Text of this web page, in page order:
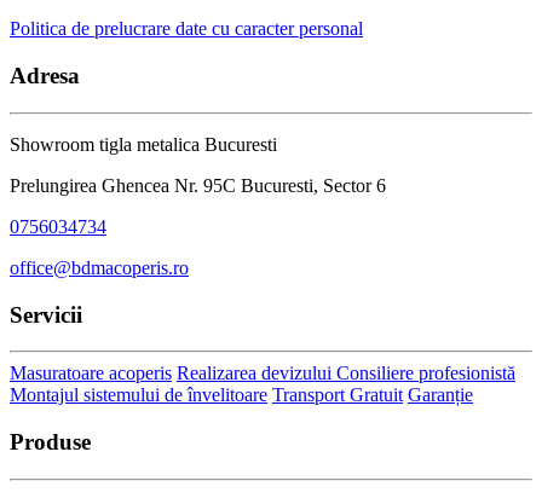
Politica de prelucrare date cu caracter personal
Adresa
Showroom tigla metalica Bucuresti
Prelungirea Ghencea Nr. 95C Bucuresti, Sector 6
0756034734
office@bdmacoperis.ro
Servicii
Masuratoare acoperis Realizarea devizului Consiliere profesionistă
Montajul sistemului de învelitoare Transport Gratuit Garanție
Produse